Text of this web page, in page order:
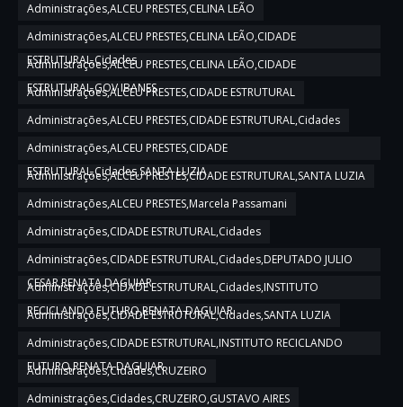
Administrações,ALCEU PRESTES,CELINA LEÃO
Administrações,ALCEU PRESTES,CELINA LEÃO,CIDADE
ESTRUTURAL,Cidades
Administrações,ALCEU PRESTES,CELINA LEÃO,CIDADE
ESTRUTURAL,GOV IBANES
Administrações,ALCEU PRESTES,CIDADE ESTRUTURAL
Administrações,ALCEU PRESTES,CIDADE ESTRUTURAL,Cidades
Administrações,ALCEU PRESTES,CIDADE
ESTRUTURAL,Cidades,SANTA LUZIA
Administrações,ALCEU PRESTES,CIDADE ESTRUTURAL,SANTA LUZIA
Administrações,ALCEU PRESTES,Marcela Passamani
Administrações,CIDADE ESTRUTURAL,Cidades
Administrações,CIDADE ESTRUTURAL,Cidades,DEPUTADO JULIO
CESAR,RENATA DAGUIAR
Administrações,CIDADE ESTRUTURAL,Cidades,INSTITUTO
RECICLANDO FUTURO,RENATA DAGUIAR
Administrações,CIDADE ESTRUTURAL,Cidades,SANTA LUZIA
Administrações,CIDADE ESTRUTURAL,INSTITUTO RECICLANDO
FUTURO,RENATA DAGUIAR
Administrações,Cidades,CRUZEIRO
Administrações,Cidades,CRUZEIRO,GUSTAVO AIRES